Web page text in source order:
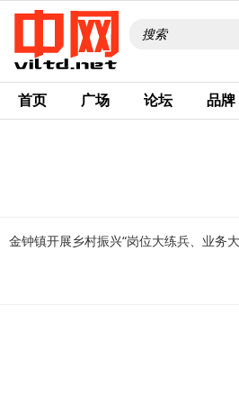
首页 广场 论坛 品牌
金钟镇开展乡村振兴“岗位大练兵、业务